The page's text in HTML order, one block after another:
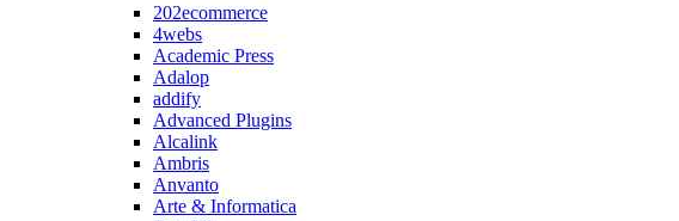
202ecommerce
4webs
Academic Press
Adalop
addify
Advanced Plugins
Alcalink
Ambris
Anvanto
Arte & Informatica